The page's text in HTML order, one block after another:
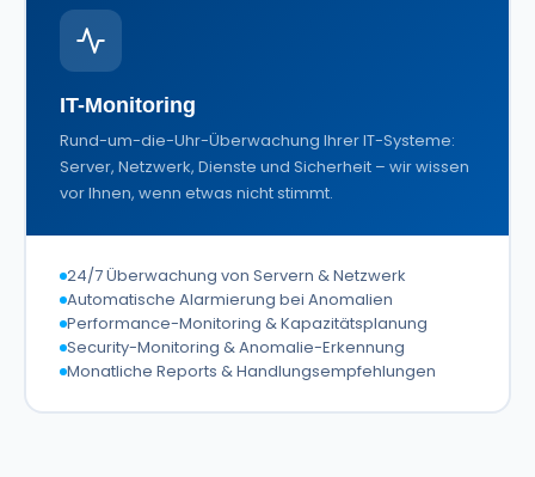
IT-Monitoring
Rund-um-die-Uhr-Überwachung Ihrer IT-Systeme:
Server, Netzwerk, Dienste und Sicherheit – wir wissen
vor Ihnen, wenn etwas nicht stimmt.
24/7 Überwachung von Servern & Netzwerk
Automatische Alarmierung bei Anomalien
Performance-Monitoring & Kapazitätsplanung
Security-Monitoring & Anomalie-Erkennung
Monatliche Reports & Handlungsempfehlungen